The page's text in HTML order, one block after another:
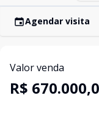
Agendar visita
Valor venda
R$